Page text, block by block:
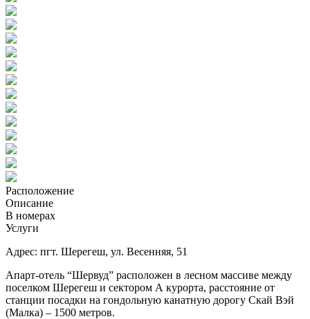
Расположение
Описание
В номерах
Услуги
Адрес: пгт. Шерегеш, ул. Весенняя, 51
Апарт-отель “Шервуд” расположен в лесном массиве между
поселком Шерегеш и сектором А курорта, расстояние от
станции посадки на гондольную канатную дорогу Скай Вэй
(Малка) – 1500 метров.